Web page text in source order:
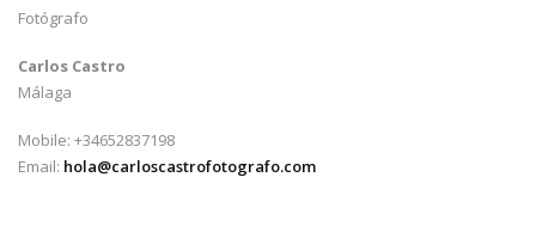
Fotógrafo
Carlos Castro
Málaga
Mobile: +34652837198
Email: hola@carloscastrofotografo.com